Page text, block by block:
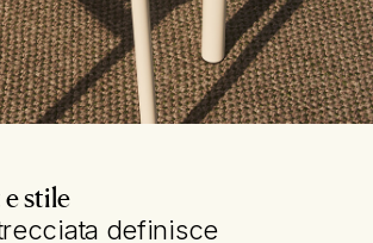
stile
definisce